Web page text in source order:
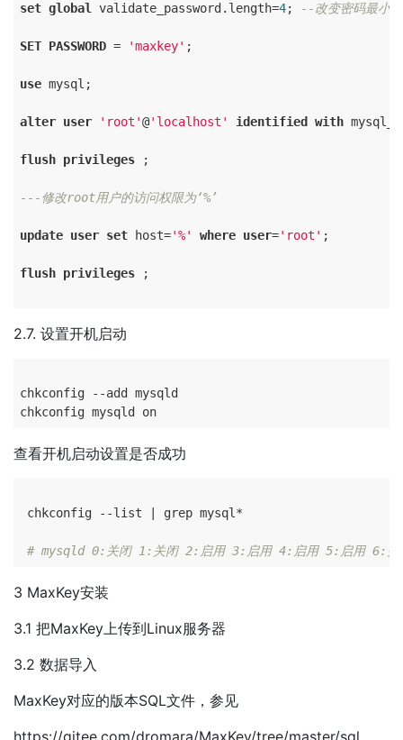
set global validate_password.length=4; --改变密码最小
SET PASSWORD = 'maxkey' ;
use mysql;
alter user 'root'@'localhost' identified with
flush privileges ;
---修改root用户的访问权限为‘%’
update user set host='%' where user='root' ;
flush privileges ;
2.7. 设置开机启动
chkconfig --add mysqld
查看开机启动设置是否成功
chkconfig --list | grep mysql*
# mysqld 0:关闭 1:关闭 2:启用 3:启用 4:启用 5:启用 6:关
3 MaxKey安装
3.1 把MaxKey上传到Linux服务器
3.2 数据导入
MaxKey对应的版本SQL文件，参见
https://gitee.com/dromara/MaxKey/tree/master/sql